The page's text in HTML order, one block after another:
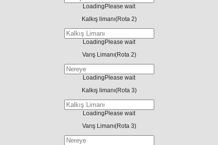
Loading Please wait
Kalkış limanı(Rota 2)
Loading Please wait
Varış Limanı(Rota 2)
Loading Please wait
Kalkış limanı(Rota 3)
Loading Please wait
Varış Limanı(Rota 3)